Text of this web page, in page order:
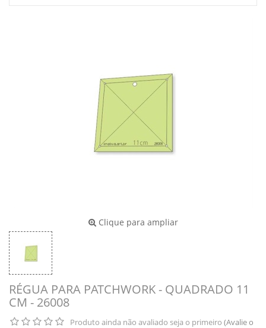
Clique para ampliar
RÉGUA PARA PATCHWORK - QUADRADO 11
CM - 26008
Produto ainda não avaliado seja o primeiro (Avalie o